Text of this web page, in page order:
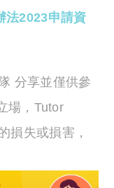
法2023申請資
分享並僅供參
場，Tutor
損失或損害，